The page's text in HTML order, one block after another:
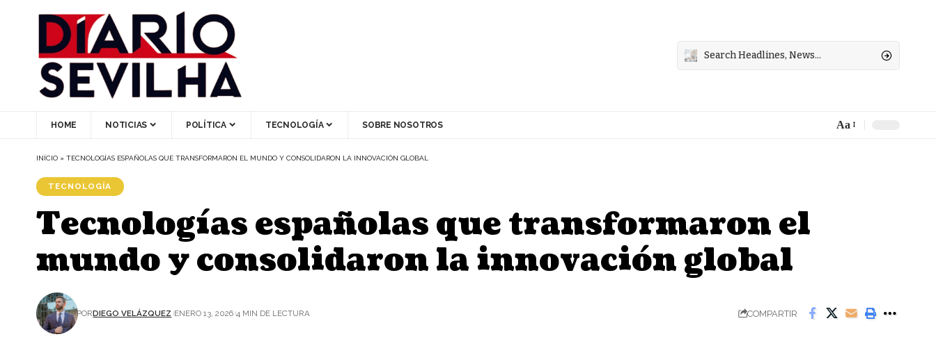
HOME NOTICIAS POLÍTICA TECNOLOGÍA SOBRE NOSOTROS
Font
Aa
INÍCIO » TECNOLOGÍAS ESPAÑOLAS QUE TRANSFORMARON EL MUNDO Y CONSOLIDARON LA INNOVACIÓN GLOBAL
TECNOLOGÍA
Tecnologías españolas que transformaron el
mundo y consolidaron la innovación global
PORDIEGO VELÁZQUEZ ENERO 13, 2026 4 MIN DE LECTURA COMPARTIR